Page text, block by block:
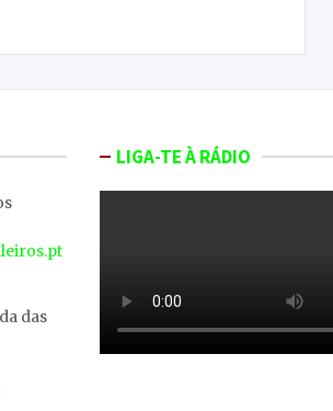
das
LIGA-TE À RÁDIO